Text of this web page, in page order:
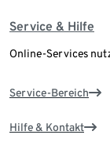
Service & Hilfe
Online-Services
Service-Bereich
Hilfe & Kontakt